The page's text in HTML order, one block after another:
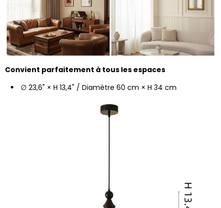
Convient parfaitement à tous les espaces
∅ 23,6" × H 13,4" / Diamètre 60 cm × H 34 cm